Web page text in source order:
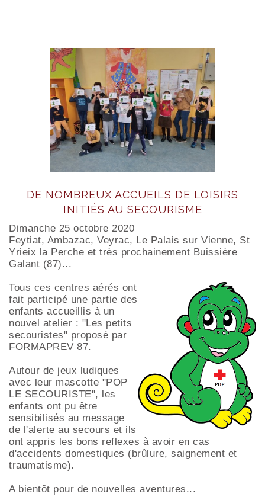
DE NOMBREUX ACCUEILS DE LOISIRS
INITIÉS AU SECOURISME
Dimanche 25 octobre 2020
Feytiat, Ambazac, Veyrac, Le Palais sur Vienne, St
Yrieix la Perche et très prochainement Buissière
Galant (87)...
Tous ces centres aérés ont
fait participé une partie des
enfants accueillis à un
nouvel atelier : "Les petits
secouristes" proposé par
FORMAPREV 87.
Autour de jeux ludiques
avec leur mascotte "POP
LE SECOURISTE", les
enfants ont pu être
sensibilisés au message
de l'alerte au secours et ils
ont appris les bons reflexes à avoir en cas
d'accidents domestiques (brûlure, saignement et
traumatisme).
A bientôt pour de nouvelles aventures...